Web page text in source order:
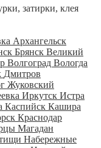
затирки, клея
Архангельск
Брянск Великий
Волгоград Вологда
Дмитров
Жуковский
Иркутск Истра
Каспийск Кашира
Краснодар
Магадан
Набережные